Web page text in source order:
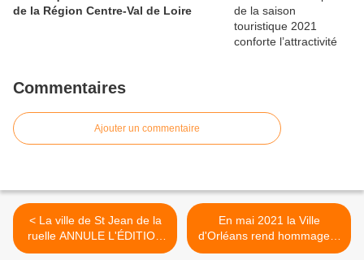
de la Région Centre-Val de Loire
Commentaires
Ajouter un commentaire
< La ville de St Jean de la
ruelle ANNULE L'ÉDITION
2021 DU FESTIVAL
En mai 2021 la Ville
d'Orléans rend hommage à
Jeanne d'Arc : Programme